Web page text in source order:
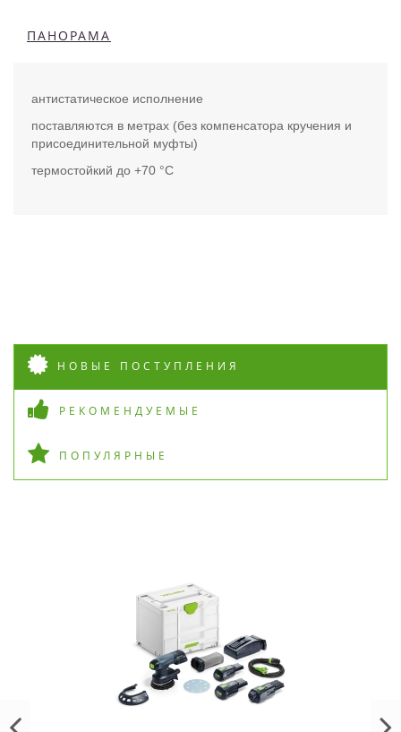
ПАНОРАМА
антистатическое исполнение
поставляются в метрах (без компенсатора кручения и
присоединительной муфты)
термостойкий до +70 °C
НОВЫЕ ПОСТУПЛЕНИЯ
РЕКОМЕНДУЕМЫЕ
ПОПУЛЯРНЫЕ